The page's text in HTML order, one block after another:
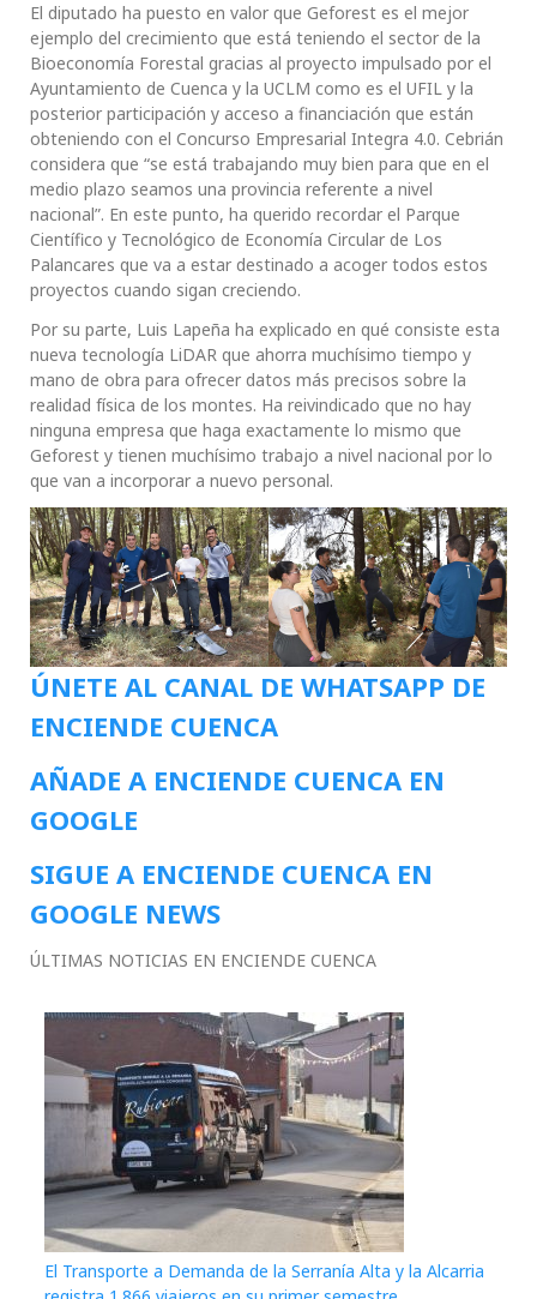
El diputado ha puesto en valor que Geforest es el mejor
ejemplo del crecimiento que está teniendo el sector de la
Bioeconomía Forestal gracias al proyecto impulsado por el
Ayuntamiento de Cuenca y la UCLM como es el UFIL y la
posterior participación y acceso a financiación que están
obteniendo con el Concurso Empresarial Integra 4.0. Cebrián
considera que “se está trabajando muy bien para que en el
medio plazo seamos una provincia referente a nivel
nacional”. En este punto, ha querido recordar el Parque
Científico y Tecnológico de Economía Circular de Los
Palancares que va a estar destinado a acoger todos estos
proyectos cuando sigan creciendo.
Por su parte, Luis Lapeña ha explicado en qué consiste esta
nueva tecnología LiDAR que ahorra muchísimo tiempo y
mano de obra para ofrecer datos más precisos sobre la
realidad física de los montes. Ha reivindicado que no hay
ninguna empresa que haga exactamente lo mismo que
Geforest y tienen muchísimo trabajo a nivel nacional por lo
que van a incorporar a nuevo personal.
ÚNETE AL CANAL DE WHATSAPP DE
ENCIENDE CUENCA
AÑADE A ENCIENDE CUENCA EN
GOOGLE
SIGUE A ENCIENDE CUENCA EN
GOOGLE NEWS
ÚLTIMAS NOTICIAS EN ENCIENDE CUENCA
El Transporte a Demanda de la Serranía Alta y la Alcarria